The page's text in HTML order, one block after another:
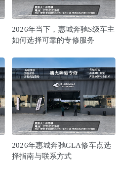
2026年当下，惠城奔驰S级车主
如何选择可靠的专修服务
2026年惠城奔驰GLA修车点选
择指南与联系方式